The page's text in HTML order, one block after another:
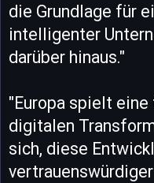
die Grundlage für
intelligenter
darüber hinaus."
"Europa spielt
digitalen
sich, diese